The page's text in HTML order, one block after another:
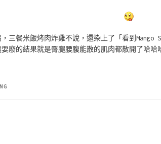
三餐米飯烤肉炸雞不說，還染上了「看到Mango
廢的結果就是臀腿腰腹能散的肌肉都散開了哈哈